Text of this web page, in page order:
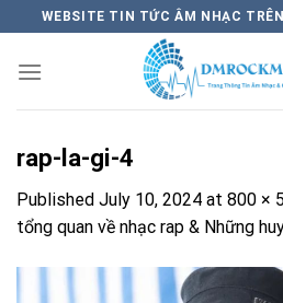
content
WEBSITE TIN TỨC ÂM NHẠC
rap-la-gi-4
Published July 10, 2024 at 800 ×
tổng quan về nhạc rap & Những